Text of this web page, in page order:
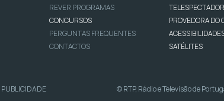
REVER PROGRAMAS
CONCURSOS
PERGUNTAS FREQUENTES
CONTACTOS
TELESPECTADOR
PROVEDORA DO
SATÉLITES
PUBLICIDADE © RTP, Rádio e Televisão de